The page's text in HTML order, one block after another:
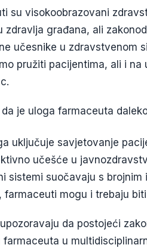
su visokoobrazovani
zdravlja građana, ali
učesnike u zdravstvenom
pružiti pacijentima, ali i
da je uloga farmaceuta
uključuje savjetovanje
učešće u
sistemi suočavaju s
farmaceuti mogu i trebaju
da postojeći
farmaceuta u